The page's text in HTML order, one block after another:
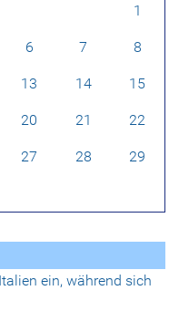
1
6 7 8
13 14 15
20 21 22
27 28 29
ein, während sich